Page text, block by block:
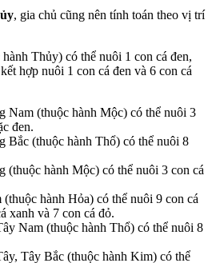
, gia chủ cũng nên tính toán theo vị trí
Thủy) có thể nuôi 1 con cá đen,
hợp nuôi 1 con cá đen và 6 con cá
Nam (thuộc hành Mộc) có thể nuôi 3
đen.
Bắc (thuộc hành Thổ) có thể nuôi 8
hành Mộc) có thể nuôi 3 con cá
hành Hỏa) có thể nuôi 9 con cá
xanh và 7 con cá đỏ.
Nam (thuộc hành Thổ) có thể nuôi 8
Tây Bắc (thuộc hành Kim) có thể